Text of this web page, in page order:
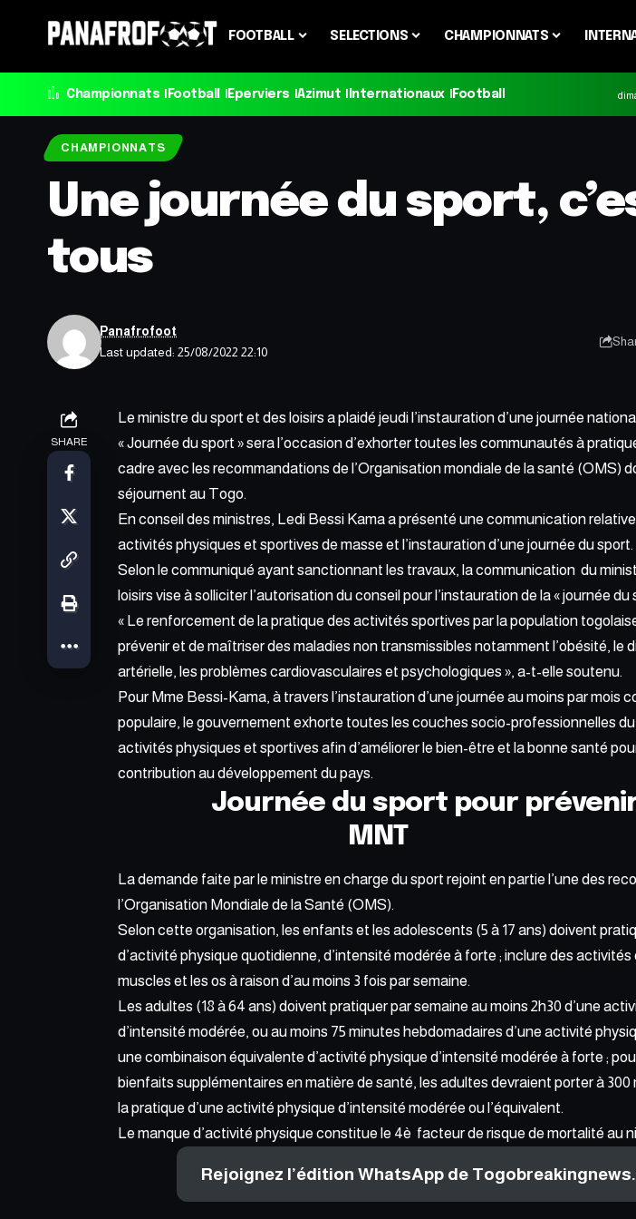
FOOTBALL SELECTIONS CHAMPIONNATS
Championnats Football Eperviers Azimut Internationaux Football
CHAMPIONNATS
Une journée du sport,
tous
Last updated: 25/08/2022 22:10
Panafrofoot
SHARE
Le ministre du sport et des loisirs a plaidé jeudi l’instauration d’une journée
« Journée du sport » sera l’occasion d’exhorter toutes les communautés à
cadre avec les recommandations de l’Organisation mondiale de la santé (OMS)
séjournent au Togo.
En conseil des ministres, Ledi Bessi Kama a présenté une communication
activités physiques et sportives de masse et l’instauration d’une journée du sport.
Selon le communiqué ayant sanctionnant les travaux, la communication du
loisirs vise à solliciter l’autorisation du conseil pour l’instauration de la « journée du
« Le renforcement de la pratique des activités sportives par la population
prévenir et de maîtriser des maladies non transmissibles notamment l’obésité, le
artérielle, les problèmes cardiovasculaires et psychologiques », a-t-elle soutenu.
Pour Mme Bessi-Kama, à travers l’instauration d’une journée au moins par mois
populaire, le gouvernement exhorte toutes les couches socio-professionnelles
activités physiques et sportives afin d’améliorer le bien-être et la bonne santé
contribution audéveloppement du pays.
Journée du sport pour
MNT
La demande faite par le ministre en charge du sport rejoint en partie l’une des
l’Organisation Mondiale de la Santé (OMS).
Selon cette organisation, les enfants et les adolescents (5 à 17 ans) doivent
d’activité physique quotidienne, d’intensité modérée à forte ; inclure des
muscles et les os à raison d’au moins 3 fois par semaine.
Les adultes (18 à 64 ans) doivent pratiquer par semaine au moins 2h30 d’une
d’intensité modérée, ou au moins 75 minutes hebdomadaires d’une activité
une combinaison équivalente d’activité physique d’intensité modérée à forte ;
bienfaits supplémentaires en matière de santé, les adultes devraient porter à 300
la pratique d’une activité physique d’intensité modérée ou l’équivalent.
Le manque d’activité physique constitue le 4è facteur de risque de mortalité au
Rejoignez l’édition WhatsApp de